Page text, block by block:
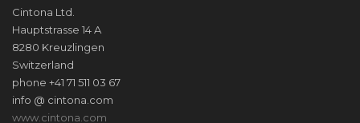
Cintona Ltd.
Hauptstrasse 14 A
8280 Kreuzlingen
Switzerland
phone +41 71 511 03 67
info @ cintona.com
www.cintona.com